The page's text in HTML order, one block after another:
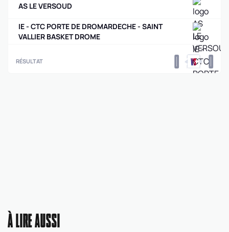
AS LE VERSOUD
IE - CTC PORTE DE DROMARDECHE - SAINT
VALLIER BASKET DROME
RÉSULTAT 0 0
À LIRE AUSSI